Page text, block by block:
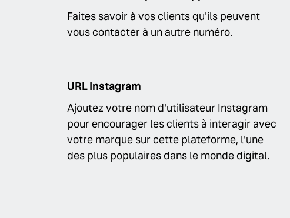
Faites savoir à vos clients qu'ils peuvent
vous contacter à un autre numéro.
URL Instagram
Ajoutez votre nom d'utilisateur Instagram
pour encourager les clients à interagir avec
votre marque sur cette plateforme, l'une
des plus populaires dans le monde digital.